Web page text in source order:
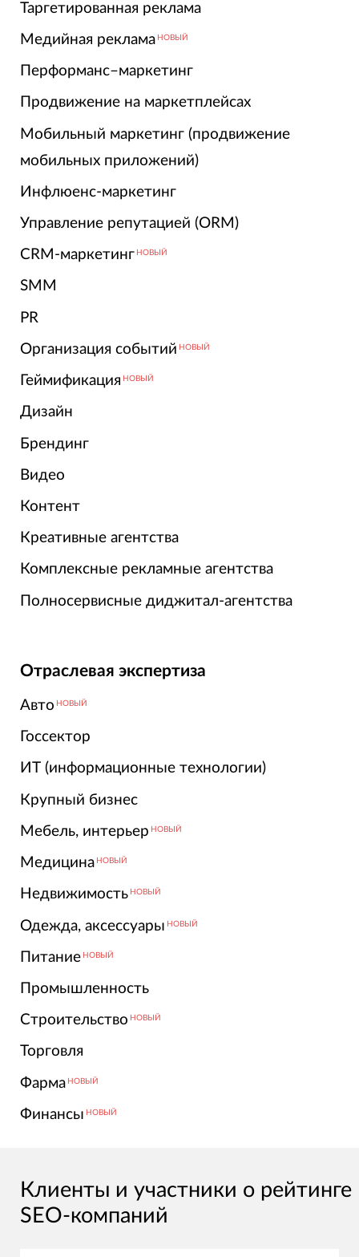
Таргетированная реклама
Медийная реклама НОВЫЙ
Перформанс–маркетинг
Продвижение на маркетплейсах
Мобильный маркетинг (продвижение
мобильных приложений)
Инфлюенс-маркетинг
Управление репутацией (ORM)
CRM-маркетинг НОВЫЙ
SMM
PR
Организация событий НОВЫЙ
Геймификация НОВЫЙ
Дизайн
Брендинг
Видео
Контент
Креативные агентства
Комплексные рекламные агентства
Полносервисные диджитал-агентства
Отраслевая экспертиза
Авто НОВЫЙ
Госсектор
ИТ (информационные технологии)
Крупный бизнес
Мебель, интерьер НОВЫЙ
Медицина НОВЫЙ
Недвижимость НОВЫЙ
Одежда, аксессуары НОВЫЙ
Питание НОВЫЙ
Промышленность
Строительство НОВЫЙ
Торговля
Фарма НОВЫЙ
Финансы НОВЫЙ
Клиенты и участники о рейтинге
SEO-компаний